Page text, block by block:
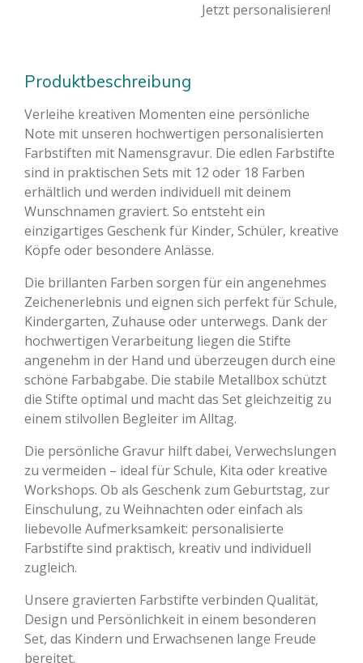
Jetzt personalisieren!
Produktbeschreibung
Verleihe kreativen Momenten eine persönliche
Note mit unseren hochwertigen personalisierten
Farbstiften mit Namensgravur. Die edlen Farbstifte
sind in praktischen Sets mit 12 oder 18 Farben
erhältlich und werden individuell mit deinem
Wunschnamen graviert. So entsteht ein
einzigartiges Geschenk für Kinder, Schüler, kreative
Köpfe oder besondere Anlässe.
Die brillanten Farben sorgen für ein angenehmes
Zeichenerlebnis und eignen sich perfekt für Schule,
Kindergarten, Zuhause oder unterwegs. Dank der
hochwertigen Verarbeitung liegen die Stifte
angenehm in der Hand und überzeugen durch eine
schöne Farbabgabe. Die stabile Metallbox schützt
die Stifte optimal und macht das Set gleichzeitig zu
einem stilvollen Begleiter im Alltag.
Die persönliche Gravur hilft dabei, Verwechslungen
zu vermeiden – ideal für Schule, Kita oder kreative
Workshops. Ob als Geschenk zum Geburtstag, zur
Einschulung, zu Weihnachten oder einfach als
liebevolle Aufmerksamkeit: personalisierte
Farbstifte sind praktisch, kreativ und individuell
zugleich.
Unsere gravierten Farbstifte verbinden Qualität,
Design und Persönlichkeit in einem besonderen
Set, das Kindern und Erwachsenen lange Freude
bereitet.